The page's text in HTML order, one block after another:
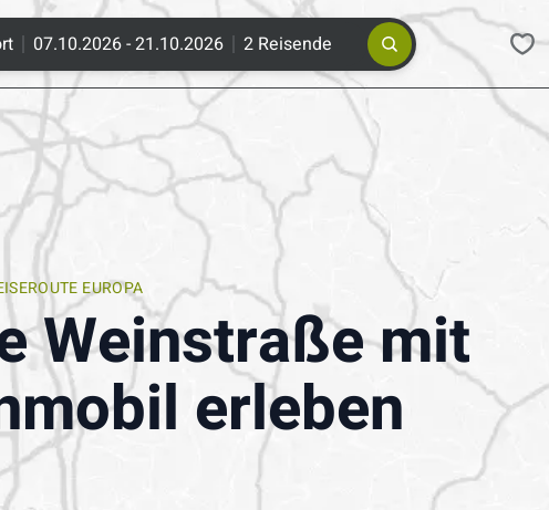
07.10.2026 - 21.10.2026 2 Reisende
EUROPA
Weinstraße mit
erleben